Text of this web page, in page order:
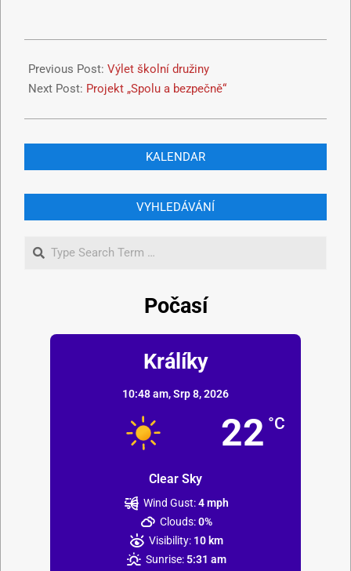
Previous Post: Výlet školní družiny
Next Post: Projekt „Spolu a bezpečně“
KALENDAR
VYHLEDÁVÁNÍ
Počasí
Králíky
10:48 am,Srp 8, 2026
22 °C
Clear Sky
Wind Gust:4 mph
Clouds:0%
Visibility: 10 km
Sunrise: 5:31 am